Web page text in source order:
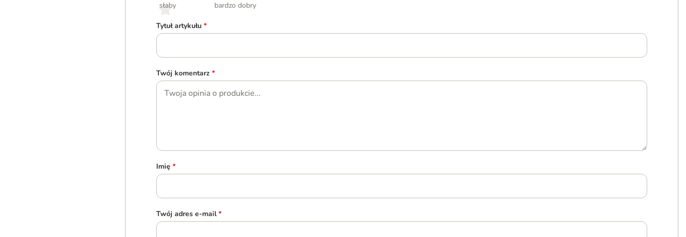
słaby
bardzo dobry
Tytuł artykułu *
Twój komentarz *
Imię *
Twój adres e-mail *